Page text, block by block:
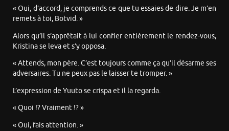
« Oui, d’accord, je comprends ce que tu essaies de dire. Je m’en
remets à toi, Botvid. »
Alors qu’il s’apprêtait à lui confier entièrement le rendez-vous,
Kristina se leva et s’y opposa.
« Attends, mon père. C’est toujours comme ça qu’il désarme ses
adversaires. Tu ne peux pas le laisser te tromper. »
L’expression de Yuuto se crispa et il la regarda.
« Quoi !? Vraiment !? »
« Oui, fais attention. »